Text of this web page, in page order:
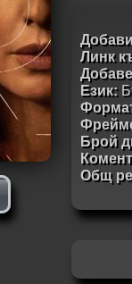
Линк
Език:
Брой
Общ